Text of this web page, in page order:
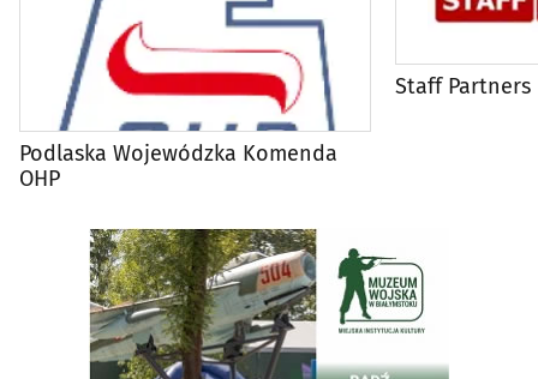
Podlaska Wojewódzka Komenda
OHP
Staff Partners